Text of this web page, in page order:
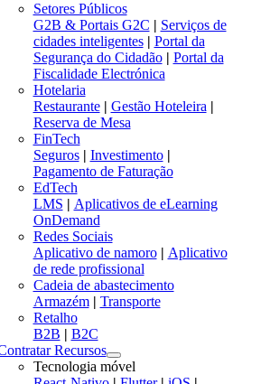
Setores Públicos
G2B & Portais G2C | Serviços de
cidades inteligentes| Portal da
Segurança do Cidadão| Portal da
Fiscalidade Electrónica
Hotelaria
Restaurante| Gestão Hoteleira|
Reserva de Mesa
FinTech
Seguros| Investimento|
Pagamento de Faturação
EdTech
LMS | Aplicativos de eLearning
OnDemand
Redes Sociais
Aplicativo de namoro| Aplicativo
de rede profissional
Cadeia de abastecimento
Armazém| Transporte
Retalho
B2B | B2C
Recursos
Tecnologia móvel